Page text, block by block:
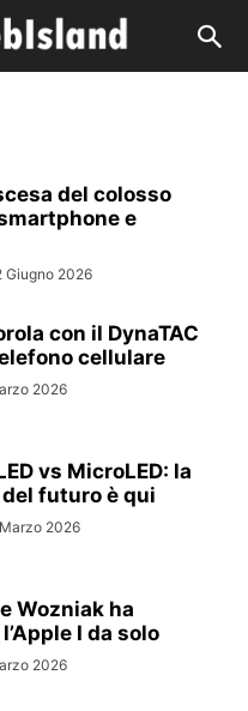
del colosso
e
Giugno 2026
con il DynaTAC
cellulare
2026
vs MicroLED: la
futuro è qui
2026
Wozniak ha
I da solo
2026